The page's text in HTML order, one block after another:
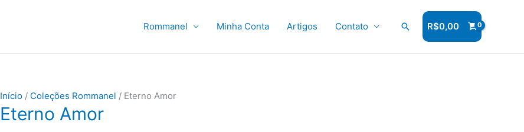
Rommanel Minha Conta Artigos Contato Pesquisar
R$0,00
Início / Coleções Rommanel / Eterno Amor
Eterno Amor